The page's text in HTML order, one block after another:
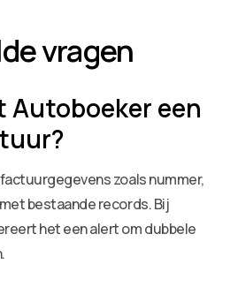
vragen
Autoboeker een
zoals nummer,
bestaande records. Bij
het een alert om dubbele